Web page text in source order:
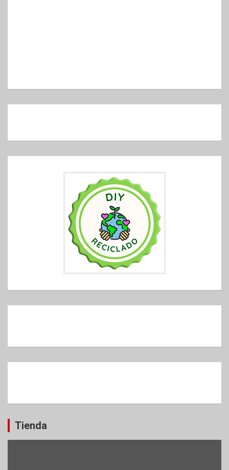
Tienda